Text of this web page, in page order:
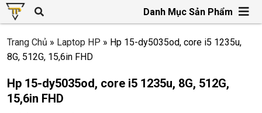
Danh Mục Sản Phẩm
Trang Chủ » Laptop HP » Hp 15-dy5035od, core i5 1235u,
8G, 512G, 15,6in FHD
Hp 15-dy5035od, core i5 1235u, 8G, 512G,
15,6in FHD